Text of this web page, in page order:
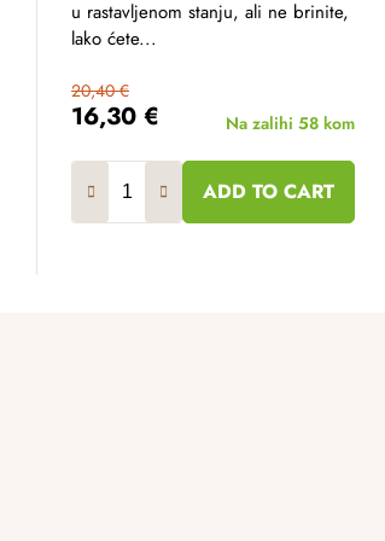
16,30 €
20,40 €
Na zalihi 58 kom
ADD TO CART
u rastavljenom stanju, ali ne brinite,
lako ćete...